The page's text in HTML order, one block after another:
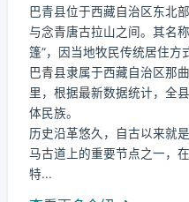
巴青县位于西藏自治区东北
与念青唐古拉山之间。其名
篷”，因当地牧民传统居住方
巴青县隶属于西藏自治区那
里，根据最新数据统计，全
体民族。
历史沿革悠久，自古以来就
马古道上的重要节点之一，
特...